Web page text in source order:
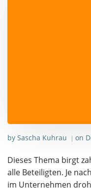
by Sascha Kuhrau | on
Die­ses The­ma birgt
alle Betei­lig­ten. Je
im Unter­neh­men